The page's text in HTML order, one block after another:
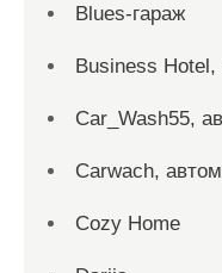
Blues-гараж
Business Hotel,
Car_Wash55,
Carwach,
Cozy Home